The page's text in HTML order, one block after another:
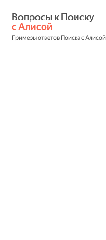
с Алисой
Примеры ответов Поиска с Алисой